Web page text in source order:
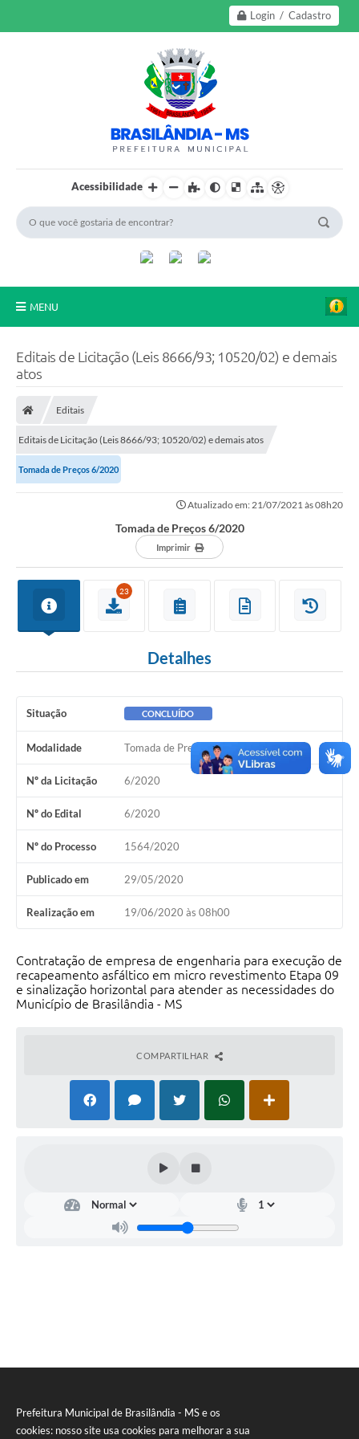
Prefeitura Municipal de Brasilândia - MS e os
cookies: nosso site usa cookies para melhorar a sua
Login / Cadastro
Acessibilidade
MENU
Poder Executivo
Legislação
Transparência
Câmara Municipal
Diário Oficial
PNAB (Política Nacional Aldir Blanc)
Formulário
Agenda
Contato
Editais de Licitação (Leis 8666/93; 10520/02) e demais
atos
Editais
Editais de Licitação (Leis 8666/93; 10520/02) e demais atos
Tomada de Preços 6/2020
Atualizado em: 21/07/2021 às 08h20
Tomada de Preços 6/2020
Imprimir
23
Detalhes
Situação CONCLUÍDO
Modalidade Tomada de Preço
Nº da Licitação 6/2020
Nº do Edital 6/2020
Nº do Processo 1564/2020
Publicado em 29/05/2020
Realização em 19/06/2020 às 08h00
Contratação de empresa de engenharia para execução de
recapeamento asfáltico em micro revestimento Etapa 09
e sinalização horizontal para atender as necessidades do
Município de Brasilândia - MS
COMPARTILHAR